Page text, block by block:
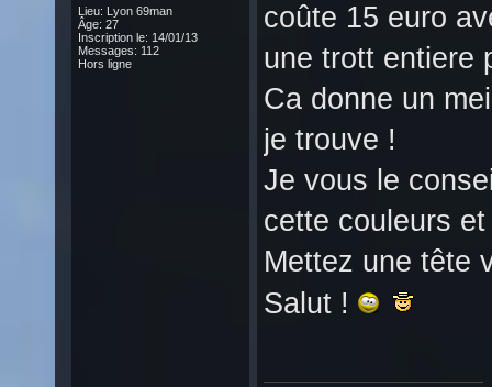
Lieu: Lyon 69man
Âge: 27
Inscription le: 14/01/13
Messages: 112
Hors ligne
coûte 15 euro
une trott entiere
Ca donne un
je trouve !
Je vous le
cette couleurs
Mettez une tête
Salut !